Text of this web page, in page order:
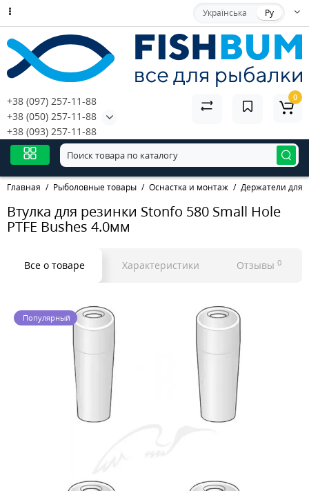
Українська Ру
+38 (097) 257-11-88
+38 (050) 257-11-88
+38 (093) 257-11-88
0
Главная Рыболовные товары Оснастка и монтаж Держатели для
Втулка для резинки Stonfo 580 Small Hole
PTFE Bushes 4.0мм
Все о товаре Характеристики Отзывы 0
Популярный